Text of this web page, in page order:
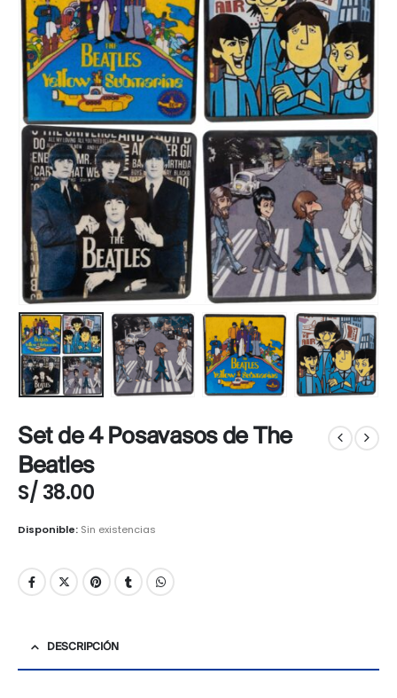
Set de 4 Posavasos de The
Beatles
S/ 38.00
Disponible: Sin existencias
DESCRIPCIÓN